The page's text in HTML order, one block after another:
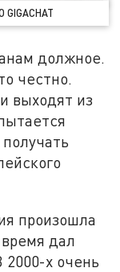
должное.
честно.
выходят из
произошла
дал
х очень